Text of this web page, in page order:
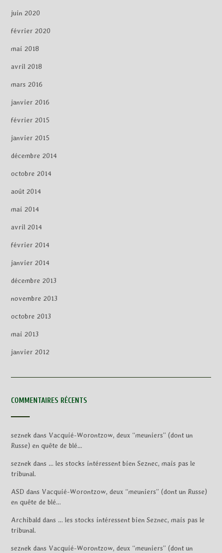
juin 2020
février 2020
mai 2018
avril 2018
mars 2016
janvier 2016
février 2015
janvier 2015
décembre 2014
octobre 2014
août 2014
mai 2014
avril 2014
février 2014
janvier 2014
décembre 2013
novembre 2013
octobre 2013
mai 2013
janvier 2012
COMMENTAIRES RÉCENTS
seznek dans Vacquié-Worontzow, deux “meuniers” (dont un
Russe) en quête de blé…
seznek dans … les stocks intéressent bien Seznec, mais pas le
tribunal.
ASD dans Vacquié-Worontzow, deux “meuniers” (dont un Russe)
en quête de blé…
Archibald dans … les stocks intéressent bien Seznec, mais pas le
tribunal.
seznek dans Vacquié-Worontzow, deux “meuniers” (dont un